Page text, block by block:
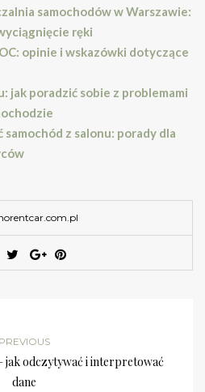
samochodów w Warszawie:
ręki
opinie i wskazówki dotyczące
jak poradzić sobie z problemami
z salonu: porady dla
PREVIOUS
jak odczytywać i interpretować
dane